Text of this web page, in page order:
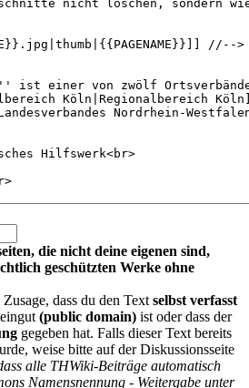
die nicht deine eigenen sind,
geschützten Werke ohne
dass du den Text selbst verfasst
(public domain) ist oder dass der
gegeben hat. Falls dieser Text bereits
weise bitte auf der Diskussionsseite
alle THWiki-Beiträge automatisch
Namensnennung - Weitergabe unter